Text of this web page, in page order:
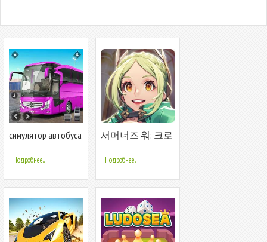
симулятор автобуса
Подробнее...
서머너즈 워: 크로
Подробнее...